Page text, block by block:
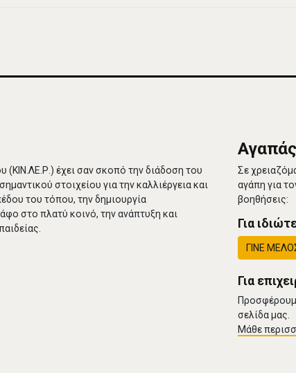
(ΚΙΝ.ΛΕ.Ρ.) έχει σαν σκοπό την διάδοση του
στοιχείου για την καλλιέργεια και
του τόπου, την δημιουργία
στο πλατύ κοινό, την ανάπτυξη και
Σε
αγάπη για
βοηθήσεις:
Για
ΓΙΝΕ
Για
σελίδα μας.
Μάθε